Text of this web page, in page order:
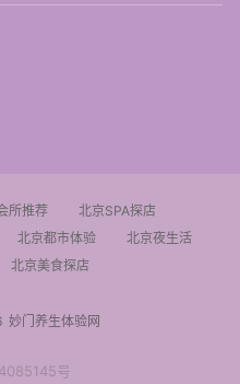
所推荐
北京SPA探店
北京都市体验
北京夜生活
北京美食探店
妙门养生体验网
号